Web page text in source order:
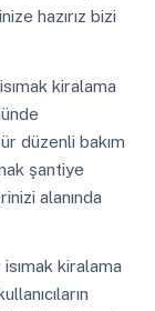
hazırız bizi
kiralama
düzenli bakım
şantiye
alanında
kiralama